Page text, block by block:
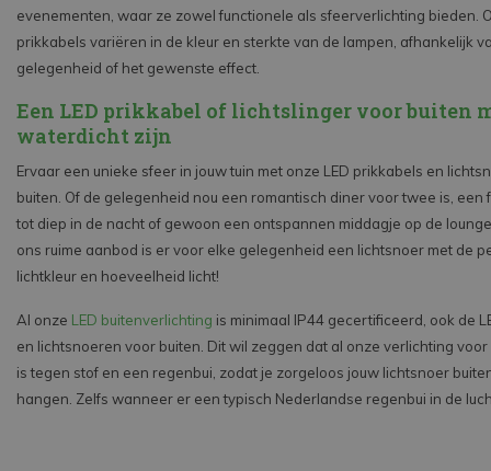
evenementen, waar ze zowel functionele als sfeerverlichting bieden.
prikkabels variëren in de kleur en sterkte van de lampen, afhankelijk
gelegenheid of het gewenste effect.
Een LED prikkabel of lichtslinger voor buiten
waterdicht zijn
Ervaar een unieke sfeer in jouw tuin met onze LED prikkabels en
buiten. Of de gelegenheid nou een romantisch diner voor twee is, een
tot diep in de nacht of gewoon een ontspannen middagje op de
ons ruime aanbod is er voor elke gelegenheid een lichtsnoer met de
lichtkleur en hoeveelheid licht!
Al onze LED buitenverlichting is minimaal IP44 gecertificeerd, ook de
en lichtsnoeren voor buiten. Dit wil zeggen dat al onze verlichting
is tegen stof en een regenbui, zodat je zorgeloos jouw lichtsnoer
hangen. Zelfs wanneer er een typisch Nederlandse regenbui in de